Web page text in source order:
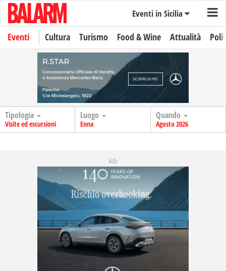
Eventi in Sicilia
Eventi Cultura Turismo Food & Wine Attualità
Tipologia
Visite ed escursioni
Luogo
Enna
Quando
Agosto 2026
Adv